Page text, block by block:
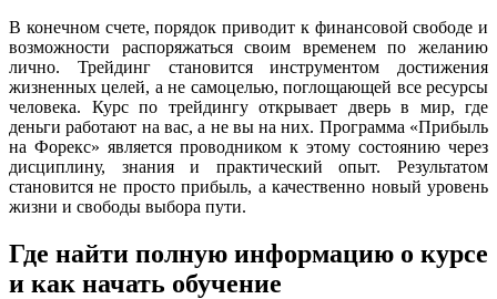
В конечном счете, порядок приводит к финансовой свободе и
возможности распоряжаться своим временем по желанию
лично. Трейдинг становится инструментом достижения
жизненных целей, а не самоцелью, поглощающей все ресурсы
человека. Курс по трейдингу открывает дверь в мир, где
деньги работают на вас, а не вы на них. Программа «Прибыль
на Форекс» является проводником к этому состоянию через
дисциплину, знания и практический опыт. Результатом
становится не просто прибыль, а качественно новый уровень
жизни и свободы выбора пути.
Где найти полную информацию о курсе
и как начать обучение